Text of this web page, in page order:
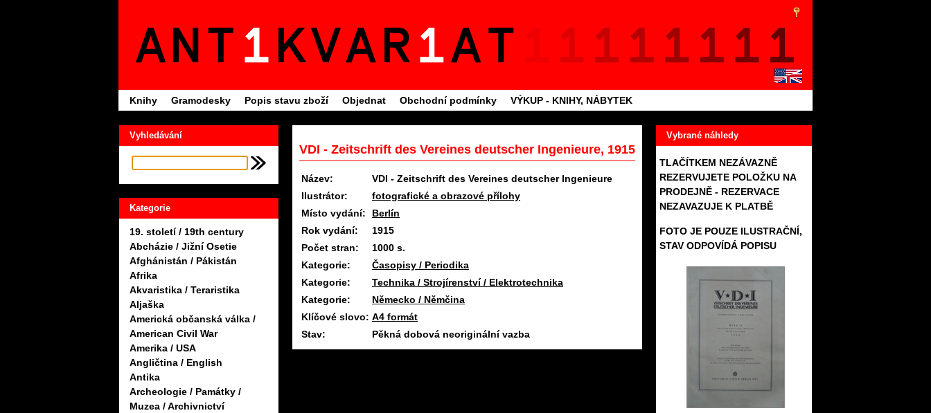
Knihy Gramodesky Popis stavu zboží Objednat Obchodní podmínky VÝKUP - KNIHY, NÁBYTEK
Vyhledávání
Kategorie
19. století / 19th century
Abcházie / Jižní Osetie
Afghánistán / Pákistán
Afrika
Akvaristika / Teraristika
Aljaška
Americká občanská válka /
American Civil War
Amerika / USA
Angličtina / English
Antika
Archeologie / Památky /
Muzea / Archivnictví
Vybrané náhledy
TLAČÍTKEM NEZÁVAZNĚ
REZERVUJETE POLOŽKU NA
PRODEJNĚ - REZERVACE
NEZAVAZUJE K PLATBĚ
FOTO JE POUZE ILUSTRAČNÍ,
STAV ODPOVÍDÁ POPISU
VDI - Zeitschrift des Vereines deutscher Ingenieure, 1915
Název:
VDI - Zeitschrift des Vereines deutscher Ingenieure
Ilustrátor:
fotografické a obrazové přílohy
Místo vydání:
Berlín
Rok vydání:
1915
Počet stran:
1000 s.
Kategorie:
Časopisy / Periodika
Kategorie:
Technika / Strojírenství / Elektrotechnika
Kategorie:
Německo / Němčina
Klíčové slovo: A4 formát
Stav:
Pěkná dobová neoriginální vazba